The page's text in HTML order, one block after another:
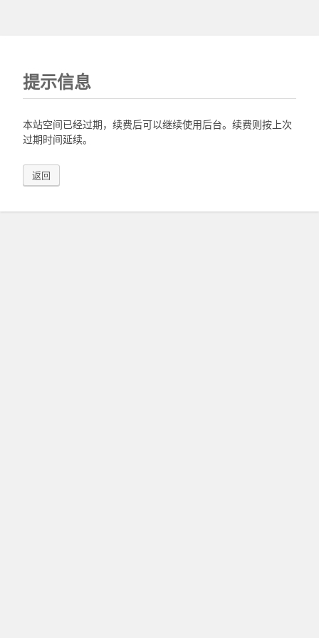
提示信息
本站空间已经过期，续费后可以继续使用后台。续费则按上次
过期时间延续。
返回